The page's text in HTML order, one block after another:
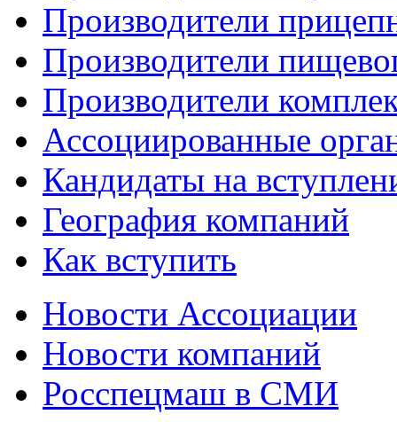
Производители
Производители
Производители
Ассоциированные
Кандидаты на
География компаний
Как вступить
Новости Ассоциации
Новости компаний
Росспецмаш в СМИ